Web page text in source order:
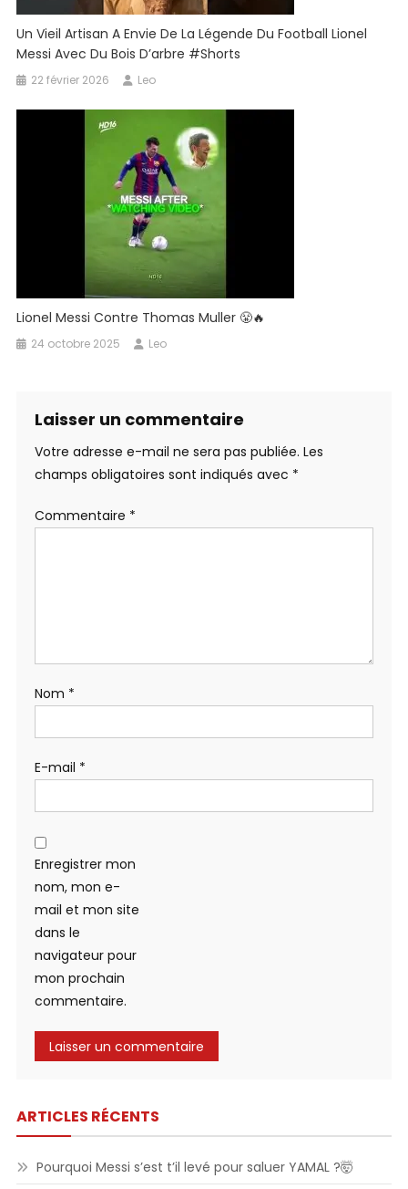
Un Vieil Artisan A Envie De La Légende Du Football Lionel
Messi Avec Du Bois D’arbre #shorts
22 février 2026 Leo
Lionel Messi Contre Thomas Muller 😤🔥
24 octobre 2025 Leo
Laisser un commentaire
Votre adresse e-mail ne sera pas publiée. Les
champs obligatoires sont indiqués avec *
Commentaire *
Nom *
E-mail *
Enregistrer mon
nom, mon e-
mail et mon site
dans le
navigateur pour
mon prochain
commentaire.
ARTICLES RÉCENTS
Pourquoi Messi s’est t’il levé pour saluer YAMAL ?🤯